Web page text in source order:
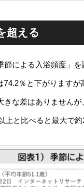
超える
節による入浴頻度」
74.2％と下がります
きな差はありません
と比べると最大で